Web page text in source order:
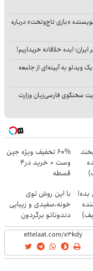
«بازی تاج‌وتخت» درباره
ایده خلاقانه خریداریم!
ویدئو به آیینه‌ای از جامعه
سخنگوی فارسی‌زبان وزارت
60% تخفیف ویژه جین
وست + خرید در4
قسطه
بده!
با این روش توی
خونه،سفیدی و زیبایی
دندوناتو برگردون
(40%off)